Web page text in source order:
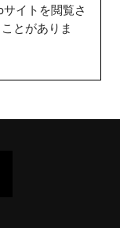
イトを閲覧さ
とがありま